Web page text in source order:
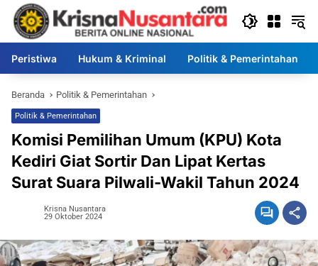
Langsung
konten
Peristiwa Hukum & Kriminal Politik & Pemerintahan
Beranda Politik & Pemerintahan
Politik & Pemerintahan
Komisi Pemilihan Umum (KPU) Kota
Kediri Giat Sortir Dan Lipat Kertas
Surat Suara Pilwali-Wakil Tahun 2024
Krisna Nusantara
29 Oktober 2024